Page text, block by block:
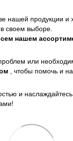
нашей продукции и
своем выборе.
нашем
или
, чтобы помочь и
и